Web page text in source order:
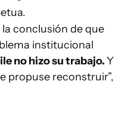
conclusión de que
institucional
no hizo su trabajo.Y
propuse reconstruir”,